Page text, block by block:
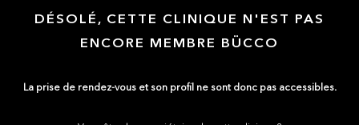
DÉSOLÉ, CETTE CLINIQUE N'EST PAS
ENCORE MEMBRE BÜCCO
La prise de rendez-vous et son profil ne sont donc pas accessibles.